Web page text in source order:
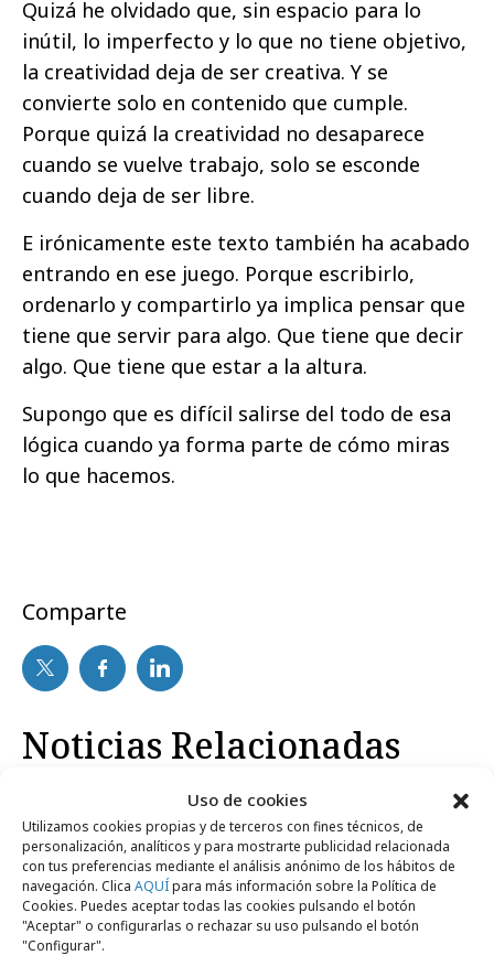
Uso de cookies
Utilizamos cookies propias y de terceros con fines técnicos, de
personalización, analíticos y para mostrarte publicidad relacionada
con tus preferencias mediante el análisis anónimo de los hábitos de
navegación. Clica AQUÍpara más información sobre la Política de
Cookies. Puedes aceptar todas las cookies pulsando el botón
"Aceptar" o configurarlas o rechazar su uso pulsando el botón
"Configurar".
Quizá he olvidado que, sin espacio para lo
inútil, lo imperfecto y lo que no tiene objetivo,
la creatividad deja de ser creativa. Y se
convierte solo en contenido que cumple.
Porque quizá la creatividad no desaparece
cuando se vuelve trabajo, solo se esconde
cuando deja de ser libre.
E irónicamente este texto también ha acabado
entrando en ese juego. Porque escribirlo,
ordenarlo y compartirlo ya implica pensar que
tiene que servir para algo. Que tiene que decir
algo. Que tiene que estar a la altura.
Supongo que es difícil salirse del todo de esa
lógica cuando ya forma parte de cómo miras
lo que hacemos.
Comparte
Noticias Relacionadas
Agencias